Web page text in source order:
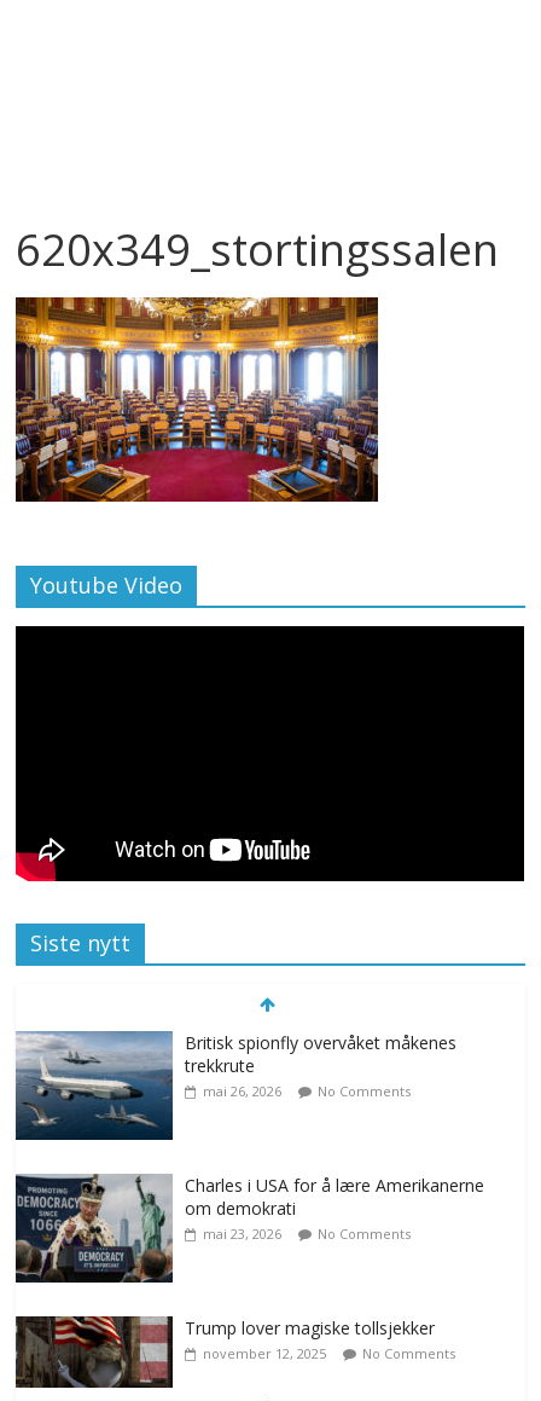
620x349_stortingssalen
Youtube Video
Siste nytt
Britisk spionfly overvåket måkenes
trekkrute
mai 26, 2026 No Comments
Charles i USA for å lære Amerikanerne
om demokrati
mai 23, 2026 No Comments
Trump lover magiske tollsjekker
november 12, 2025 No Comments